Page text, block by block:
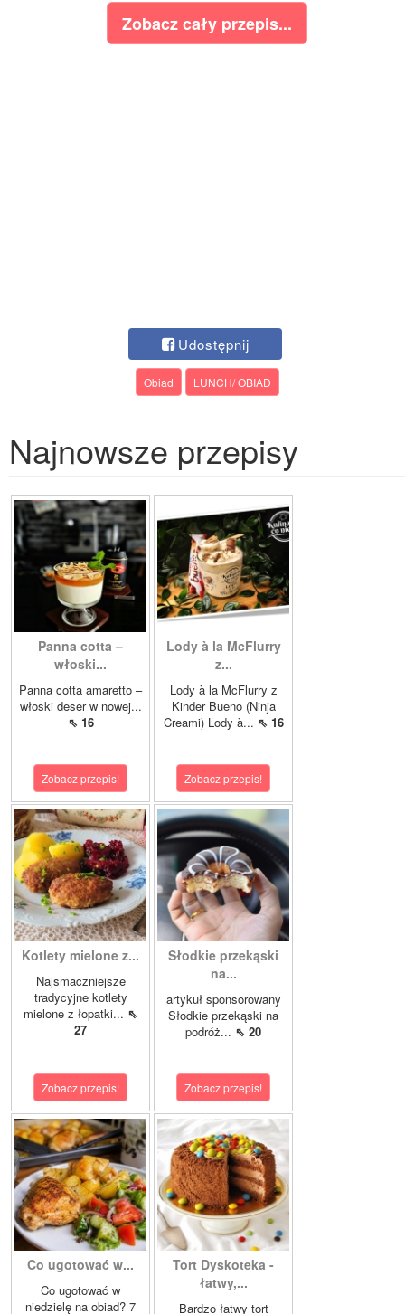
Zobacz cały przepis...
Udostępnij
Obiad LUNCH/ OBIAD
Najnowsze przepisy
Panna cotta –
włoski...
Panna cotta amaretto –
włoski deser w nowej...
⇖ 16
Zobacz przepis!
Lody à la McFlurry
z...
Lody à la McFlurry z
Kinder Bueno (Ninja
Creami) Lody à... ⇖ 16
Zobacz przepis!
Kotlety mielone z...
Najsmaczniejsze
tradycyjne kotlety
mielone z łopatki... ⇖
27
Zobacz przepis!
Słodkie przekąski
na...
artykuł sponsorowany
Słodkie przekąski na
podróż... ⇖ 20
Zobacz przepis!
Co ugotować w...
Co ugotować w
niedzielę na obiad? 7
Tort Dyskoteka -
łatwy,...
Bardzo łatwy tort